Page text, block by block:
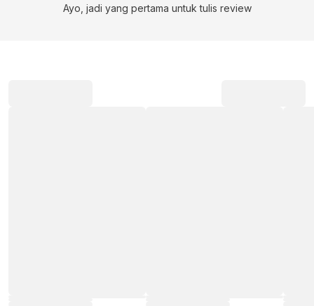
Ayo, jadi yang pertama untuk tulis review